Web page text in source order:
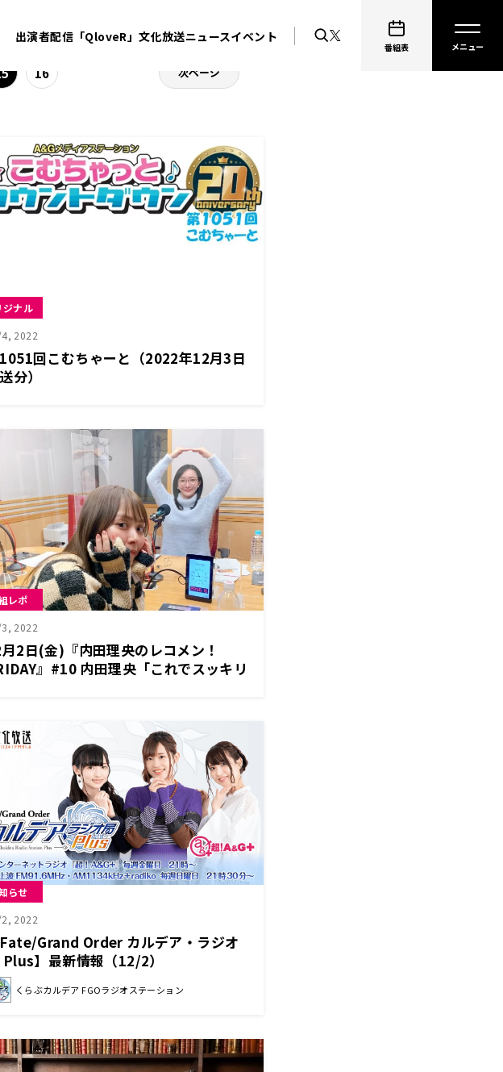
出演者配信「QloveR」文化放送ニュースイベント
番組表
16 次ページ
ジナル
2022
回こむちゃーと（2022年12月3日
分）
レポ
2022
2日(金)『内田理央のレコメン！
』#10 内田理央「これでスッキリ
らせ
2022
Fate/Grand Order カルデア・ラジオ
】最新情報（12/2）
くらぶカルデア FGOラジオステーション